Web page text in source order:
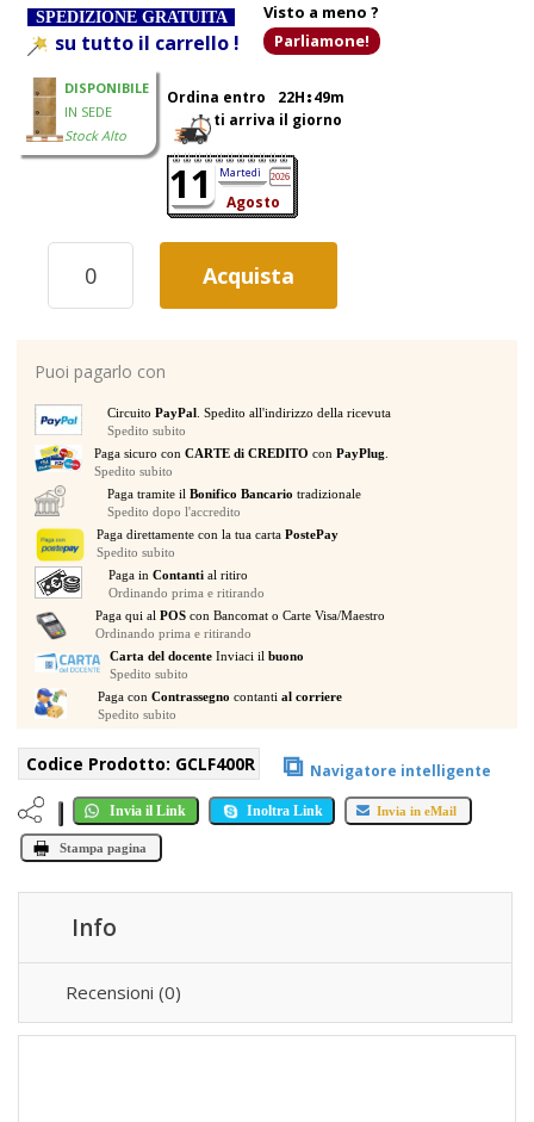
SPEDIZIONE GRATUITA
su tutto il carrello !
Visto a meno ?
Parliamone!
DISPONIBILE
IN SEDE
Stock Alto
Ordina entro 22H 49m
ti arriva il giorno
11 Martedì 2026
Agosto
GOLDEN
CENTURY
F400R
FUMO
WATT
CON
TELECOMANDO
CABLATO
+
WIRELESS
GITTATA
4
METRI
quantità
Acquista
Puoi pagarlo con
Circuito PayPal . Spedito all'indirizzo della ricevuta
Spedito subito
Paga sicuro conCARTE di CREDITO conPayPlug
Spedito subito
Paga tramite il Bonifico Bancario tradizionale
Spedito dopo l'accredito
Paga direttamente con la tua carta PostePay
Spedito subito
Paga inContanti al ritiro
Ordinando prima e ritirando
Paga qui al POS con Bancomat o Carte Visa/Maestro
Ordinando prima e ritirando
Carta del docenteInviaci il buono
Spedito subito
Paga con Contrassegno contanti al corriere
Spedito subito
Codice Prodotto: GCLF400R ⧉ Navigatore intelligente
Invia il Link Inoltra Link Invia in eMail
Stampa pagina
Info
Recensioni (0)